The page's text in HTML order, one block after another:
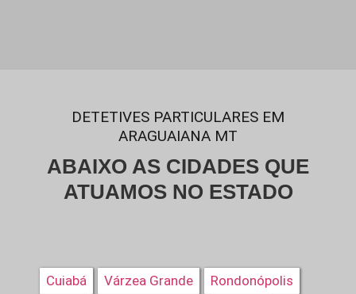
DETETIVES PARTICULARES EM
ARAGUAIANA MT
ABAIXO AS CIDADES QUE
ATUAMOS NO ESTADO
Cuiabá Várzea Grande
Rondonópolis